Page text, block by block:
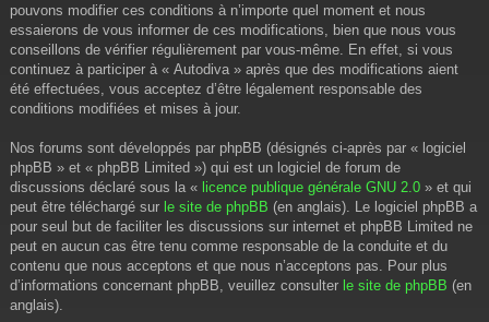
pouvons modifier ces conditions à n’importe quel moment et nous
essaierons de vous informer de ces modifications, bien que nous vous
conseillons de vérifier régulièrement par vous-même. En effet, si vous
continuez à participer à « Autodiva » après que des modifications aient
été effectuées, vous acceptez d’être légalement responsable des
conditions modifiées et mises à jour.
Nos forums sont développés par phpBB (désignés ci-après par « logiciel
phpBB » et « phpBB Limited ») qui est un logiciel de forum de
discussions déclaré sous la « licence publique générale GNU 2.0 » et qui
peut être téléchargé sur le site de phpBB (en anglais). Le logiciel phpBB a
pour seul but de faciliter les discussions sur internet et phpBB Limited ne
peut en aucun cas être tenu comme responsable de la conduite et du
contenu que nous acceptons et que nous n’acceptons pas. Pour plus
d’informations concernant phpBB, veuillez consulter le site de phpBB (en
anglais).